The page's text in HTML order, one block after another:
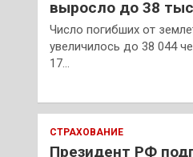
выросло до 38
Число погибших от
увеличилось до 38 044
17…
СТРАХОВАНИЕ
Президент РФ